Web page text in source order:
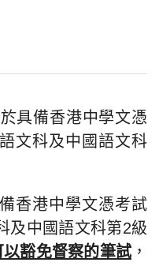
具備香港中學文憑
文科及中國語文科
香港中學文憑考試
及中國語文科第2級
豁免督察的筆試 ，